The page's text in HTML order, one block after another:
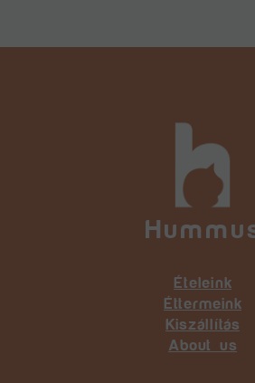
Ételeink
Éttermeink
Kiszállítás
About us